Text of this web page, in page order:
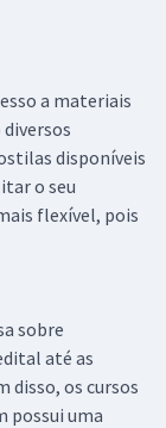
a materiais
disponíveis
o seu
flexível, pois
sobre
até as
disso, os cursos
possui uma